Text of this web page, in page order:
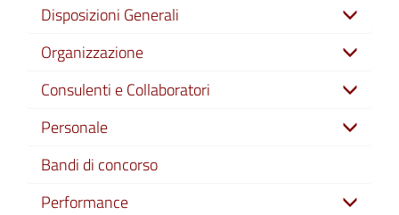
Disposizioni Generali
Organizzazione
Consulenti e Collaboratori
Personale
Bandi di concorso
Performance